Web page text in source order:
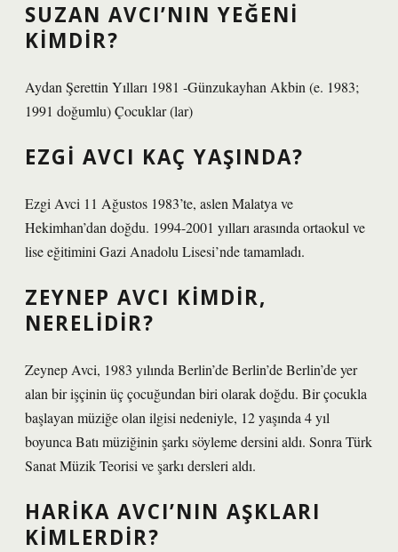
SUZAN AVCI’NIN YEĞENI
KIMDIR?
Aydan Şerettin Yılları 1981 -Günzukayhan Akbin (e. 1983;
1991 doğumlu) Çocuklar (lar)
EZGI AVCI KAÇ YAŞINDA?
Ezgi Avci 11 Ağustos 1983’te, aslen Malatya ve
Hekimhan’dan doğdu. 1994-2001 yılları arasında ortaokul ve
lise eğitimini Gazi Anadolu Lisesi’nde tamamladı.
ZEYNEP AVCI KIMDIR,
NERELIDIR?
Zeynep Avci, 1983 yılında Berlin’de Berlin’de Berlin’de yer
alan bir işçinin üç çocuğundan biri olarak doğdu. Bir çocukla
başlayan müziğe olan ilgisi nedeniyle, 12 yaşında 4 yıl
boyunca Batı müziğinin şarkı söyleme dersini aldı. Sonra Türk
Sanat Müzik Teorisi ve şarkı dersleri aldı.
HARIKA AVCI’NIN AŞKLARI
KIMLERDIR?